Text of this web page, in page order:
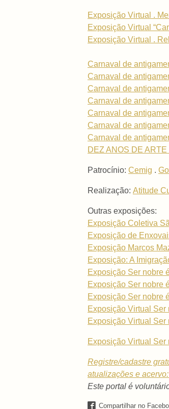
Exposição Virtual .
Exposição Virtual
Exposição Virtual .
Carnaval de
Carnaval de
Carnaval de
Carnaval de
Carnaval de
Carnaval de
Carnaval de
DEZ ANOS DE
Patrocínio: Cemig .
Realização: Atitude
Outras exposições:
Exposição Coletiva
Exposição de
Exposição Marcos
Exposição: A
Exposição Ser nobre
Exposição Ser nobre
Exposição Ser nobre
Exposição Virtual Ser
Exposição Virtual Ser
Exposição Virtual
Registre/cadastre
atualizações e
Este portal é
Compartilhar no